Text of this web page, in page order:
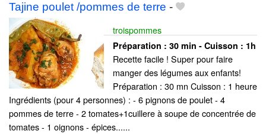
Tajine poulet /pommes de terre -
troispommes
Préparation : 30 min - Cuisson : 1h
Recette facile ! Super pour faire
manger des légumes aux enfants!
Préparation : 30 mn Cuisson : 1 heure
Ingrédients (pour 4 personnes) : - 6 pignons de poulet - 4
pommes de terre - 2 tomates+1cuillere à soupe de concentrée de
tomates - 1 oignons - épices......